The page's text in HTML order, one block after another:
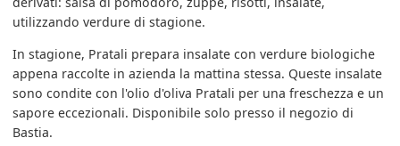
utilizzando verdure di stagione.
In stagione, Pratali prepara insalate con verdure biologiche
appena raccolte in azienda la mattina stessa. Queste insalate
sono condite con l'olio d'oliva Pratali per una freschezza e un
sapore eccezionali. Disponibile solo presso il negozio di
Bastia.